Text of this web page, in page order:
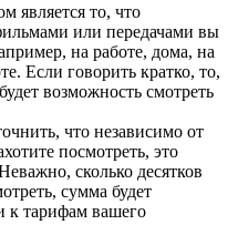
является то, что
или передачами вы
на работе, дома, на
Если говорить кратко, то,
возможность смотреть
что независимо от
посмотреть, это
сколько десятков
сумма будет
к тарифам вашего